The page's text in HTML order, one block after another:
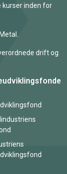
kurser inden for
drift og